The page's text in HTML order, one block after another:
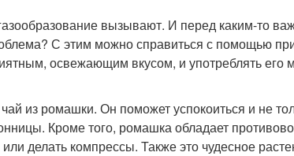
вызывают. И перед каким-то
С этим можно справиться с помощью
освежающим вкусом, и употреблять его
из ромашки. Он поможет успокоиться и не
Кроме того, ромашка обладает
делать компрессы. Также это чудесное